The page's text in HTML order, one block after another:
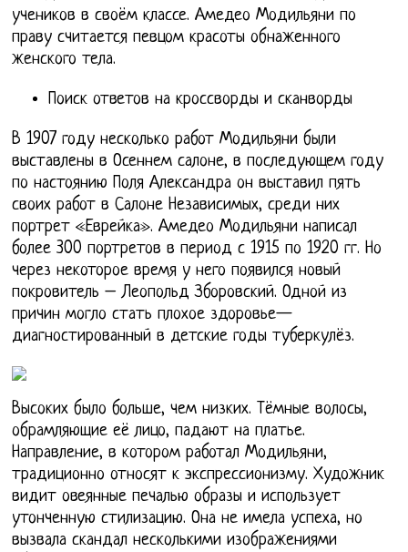
учеников в своём классе. Амедео Модильяни по
праву считается певцом красоты обнаженного
женского тела.
Поиск ответов на кроссворды и сканворды
В 1907 году несколько работ Модильяни были
выставлены в Осеннем салоне, в последующем году
по настоянию Поля Александра он выставил пять
своих работ в Салоне Независимых, среди них
портрет «Еврейка». Амедео Модильяни написал
более 300 портретов в период с 1915 по 1920 гг. Но
через некоторое время у него появился новый
покровитель – Леопольд Зборовский. Одной из
причин могло стать плохое здоровье—
диагностированный в детские годы туберкулёз.
Высоких было больше, чем низких. Тёмные волосы,
обрамляющие её лицо, падают на платье.
Направление, в котором работал Модильяни,
традиционно относят к экспрессионизму. Художник
видит овеянные печалью образы и использует
утонченную стилизацию. Она не имела успеха, но
вызвала скандал несколькими изображениями